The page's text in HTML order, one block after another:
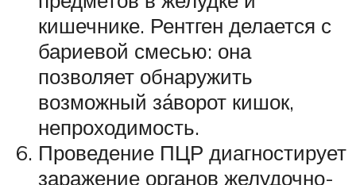
кишечнике. Рентген делается с
бариевой смесью: она
позволяет обнаружить
возможный за́ворот кишок,
непроходимость.
Проведение ПЦР диагностирует
заражение органов желудочно-